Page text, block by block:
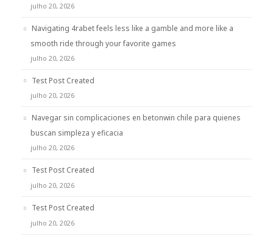
julho 20, 2026
Navigating 4rabet feels less like a gamble and more like a
smooth ride through your favorite games
julho 20, 2026
Test Post Created
julho 20, 2026
Navegar sin complicaciones en betonwin chile para quienes
buscan simpleza y eficacia
julho 20, 2026
Test Post Created
julho 20, 2026
Test Post Created
julho 20, 2026